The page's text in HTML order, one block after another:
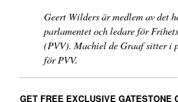
Geert Wilders är medlem av det
parlamentet och ledare för
(PVV). Machiel de Graaf sitter i
för PVV.
GET FREE EXCLUSIVE GATESTONE